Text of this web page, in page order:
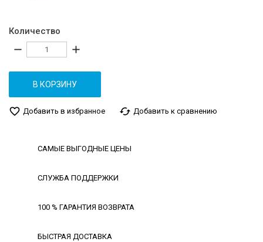
Количество
remove add
В КОРЗИНУ
favorite_border Добавить в избранное cached Добавить к сравнению
САМЫЕ ВЫГОДНЫЕ ЦЕНЫ
СЛУЖБА ПОДДЕРЖКИ
100 % ГАРАНТИЯ ВОЗВРАТА
БЫСТРАЯ ДОСТАВКА